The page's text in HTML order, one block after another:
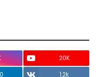
20K
1.2k